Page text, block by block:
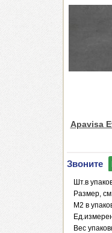
Apavisa
Звоните
Шт.в
Размер,
М2 в
Веc